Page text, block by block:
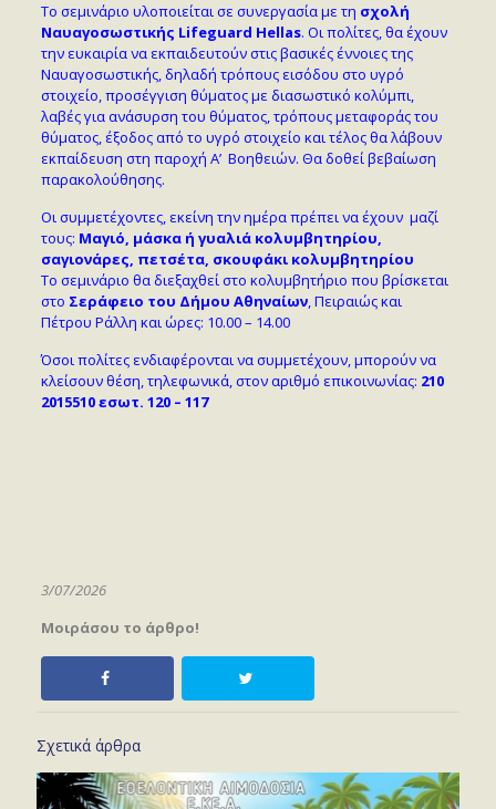
Το σεμινάριο υλοποιείται σε συνεργασία με τη σχολή
Ναυαγοσωστικής Lifeguard Hellas. Οι πολίτες, θα έχουν
την ευκαιρία να εκπαιδευτούν στις βασικές έννοιες της
Ναυαγοσωστικής, δηλαδή τρόπους εισόδου στο υγρό
στοιχείο, προσέγγιση θύματος με διασωστικό κολύμπι,
λαβές για ανάσυρση του θύματος, τρόπους μεταφοράς του
θύματος, έξοδος από το υγρό στοιχείο και τέλος θα λάβουν
εκπαίδευση στη παροχή Α’ Βοηθειών. Θα δοθεί βεβαίωση
παρακολούθησης.
Οι συμμετέχοντες, εκείνη την ημέρα πρέπει να έχουν μαζί
τους: Μαγιό, μάσκα ή γυαλιά κολυμβητηρίου,
σαγιονάρες, πετσέτα, σκουφάκι κολυμβητηρίου
To σεμινάριο θα διεξαχθεί στο κολυμβητήριο που βρίσκεται
στο Σεράφειο του Δήμου Αθηναίων, Πειραιώς και
Πέτρου Ράλλη και ώρες: 10.00 – 14.00
Όσοι πολίτες ενδιαφέρονται να συμμετέχουν, μπορούν να
κλείσουν θέση, τηλεφωνικά, στον αριθμό επικοινωνίας: 210
2015510 εσωτ. 120 – 117
3/07/2026
Μοιράσου το άρθρο!
Σχετικά άρθρα